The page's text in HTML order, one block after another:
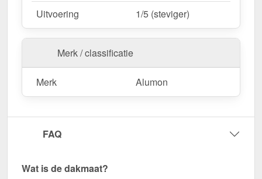
Uitvoering
1/5 (steviger)
Merk / classificatie
Merk Alumon
FAQ
Wat is de dakmaat?